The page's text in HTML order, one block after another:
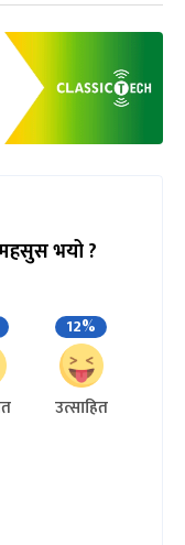
भयो ?
12%
उत्साहित